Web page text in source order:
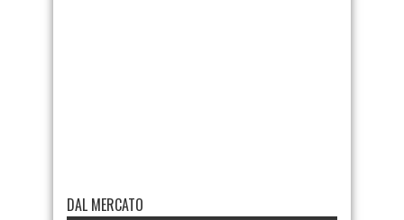
DAL MERCATO